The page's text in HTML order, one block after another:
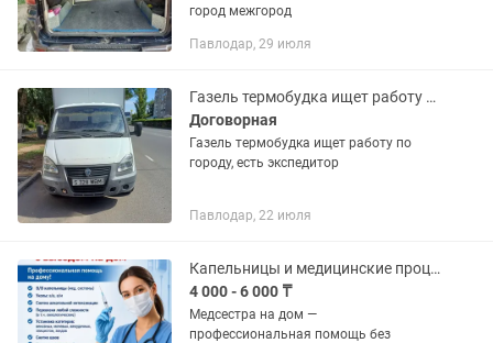
город межгород
Павлодар, 29 июля
Газель термобудка ищет работу по городу
Договорная
Газель термобудка ищет работу по
городу, есть экспедитор
Павлодар, 22 июля
Капельницы и медицинские процедуры на дому. Выезд по городу Опыт более 10 л
4 000 - 6 000 ₸
Медсестра на дом —
профессиональная помощь без